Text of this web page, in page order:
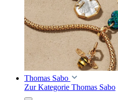
Thomas Sabo
Zur Kategorie Thomas Sabo